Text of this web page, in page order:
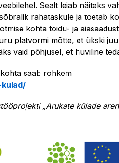
Sealt leiab näiteks
rahataskule ja toetab
kohta toidu- ja
platvormi mõtte, et ükski
vaid põhjusel, et huviline
saab rohkem
„Arukate külade